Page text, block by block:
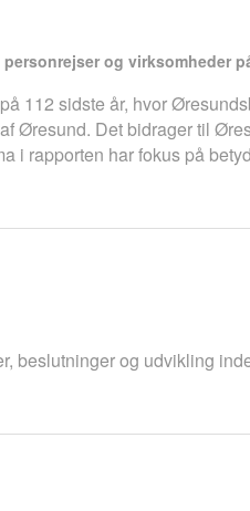
og virksomheder
112 sidste år, hvor
Øresund. Det bidrager til
i rapporten har fokus på
beslutninger og udvikling